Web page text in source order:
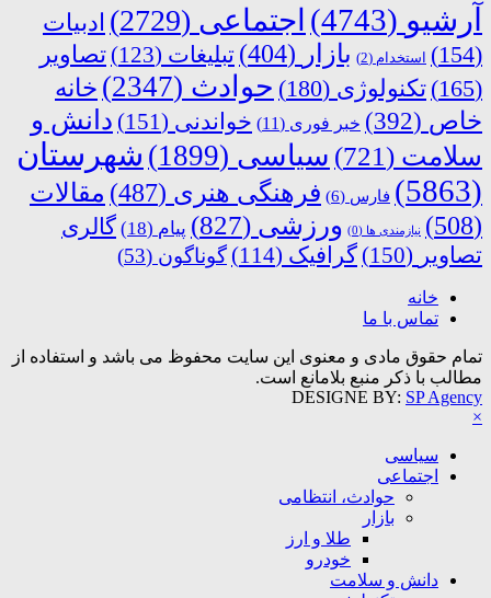
آرشیو (4743) اجتماعی (2729)
ادبیات
(154)
استخدام (2) بازار (404) تبلیغات (123)
تصاویر
(165)
تکنولوژی (180) حوادث (2347)
خانه
خاص (392) خبر فوری (11) خواندنی (151)
دانش و
سلامت (721) سیاسی (1899)
شهرستان
(5863)
فارس (6) فرهنگی هنری (487)
مقالات
(508)
نیازمندی ها (0) ورزشی (827) پیام (18)
گالری
تصاویر (150) گرافیک (114) گوناگون (53)
خانه
تماس با ما
تمام حقوق مادی و معنوی این سایت محفوظ می باشد و استفاده از
مطالب با ذکر منبع بلامانع است.
DESIGNE BY: SP Agency
×
سیاسی
اجتماعی
حوادث، انتظامی
بازار
طلا و ارز
خودرو
دانش و سلامت